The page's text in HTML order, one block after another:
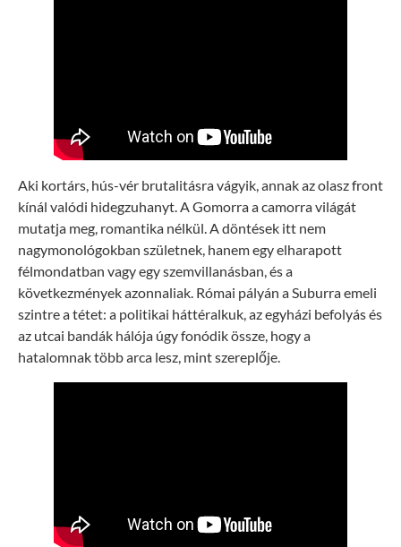
Aki kortárs, hús-vér brutalitásra vágyik, annak az olasz front
kínál valódi hidegzuhanyt. A Gomorra a camorra világát
mutatja meg, romantika nélkül. A döntések itt nem
nagymonológokban születnek, hanem egy elharapott
félmondatban vagy egy szemvillanásban, és a
következmények azonnaliak. Római pályán a Suburra emeli
szintre a tétet: a politikai háttéralkuk, az egyházi befolyás és
az utcai bandák hálója úgy fonódik össze, hogy a
hatalomnak több arca lesz, mint szereplője.